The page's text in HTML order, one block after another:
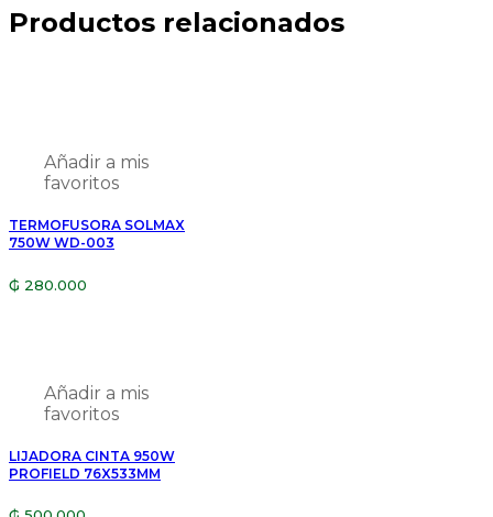
Dimensiones
8,00 × 8,00 × 12,00 cm
Técnicas
Uso: Industrial/profesional
Productos relacionados
Añadir a mis
favoritos
TERMOFUSORA SOLMAX
750W WD-003
₲ 280.000
Añadir a mis
favoritos
LIJADORA CINTA 950W
PROFIELD 76X533MM